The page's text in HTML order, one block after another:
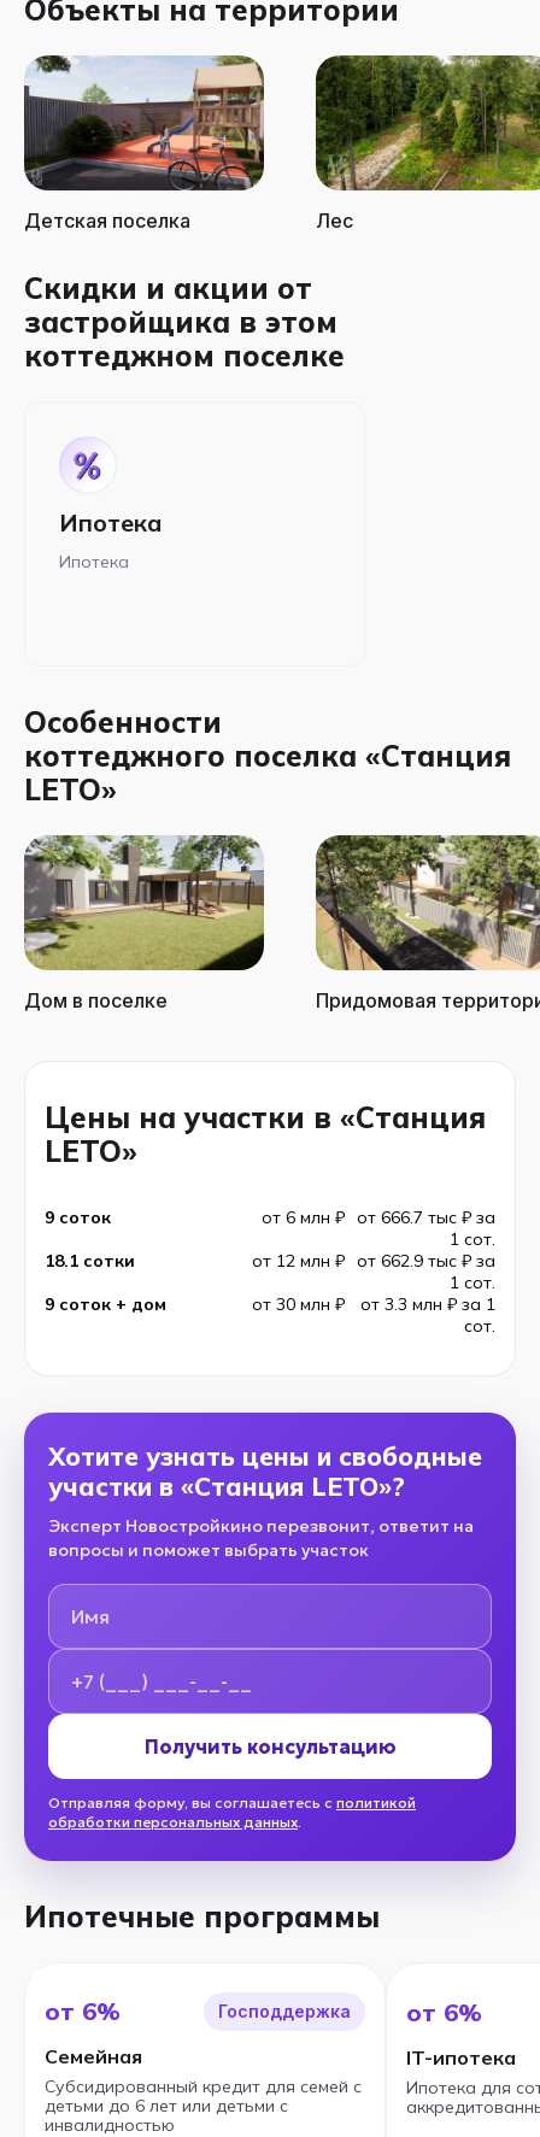
Объекты на территории
Детская поселка Лес
Скидки и акции от
застройщика в этом
коттеджном поселке
Ипотека
Ипотека
Особенности
коттеджного поселка «Станция
LETO»
Дом в поселке Придомовая
Цены на участки в «Станция
LETO»
9 соток от 6 млн ₽ от 666.7 тыс ₽ за
1 сот.
18.1 сотки
от 12 млн ₽ от 662.9 тыс ₽ за
1 сот.
9 соток + дом
от 30 млн ₽
от 3.3 млн ₽ за 1
сот.
Хотите узнать цены и свободные
участки в «Станция LETO»?
Эксперт Новостройкино перезвонит, ответит на
вопросы и поможет выбрать участок
Имя
Номер телефона
Получить консультацию
Отправляя форму, вы соглашаетесь с политикой
обработки персональных данных
Ипотечные программы
от 6% Господдержка
Семейная
Субсидированный кредит для семей с
детьми до 6 лет или детьми с
инвалидностью
от 6%
IT-ипотека
Ипотека для